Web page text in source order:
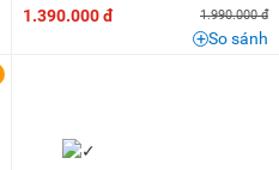
1.390.000 đ
1.990.000 đ
So sánh